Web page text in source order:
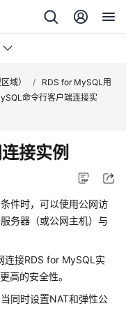
域） /
RDS for MySQL用
命令行客户端连接实
接实例
件时，可以使用公网访
务器 （或公网主机）与
连接RDS for MySQL实
高的安全性。
同时设置NAT和弹性公